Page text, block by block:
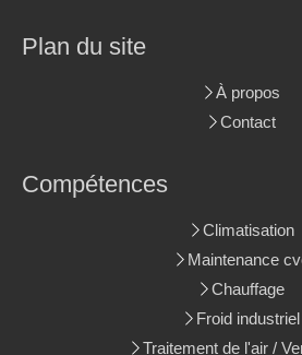
Plan du site
À propos
Contact
Compétences
Climatisation
Maintenance
Chauffage
Froid industriel
Traitement de l'air /